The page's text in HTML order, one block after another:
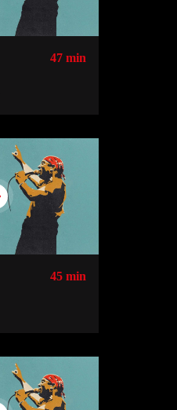
47 min
45 min